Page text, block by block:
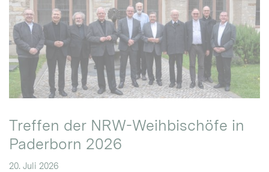
Treffen der NRW-Weihbischöfe in
Paderborn 2026
20. Juli 2026